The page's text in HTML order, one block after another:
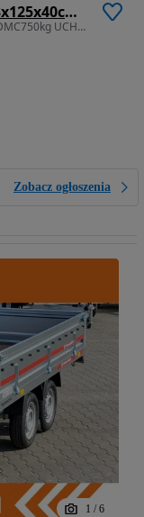
TEMARED Dostawa przyczepa 263x125x40cm DMC750kg UCHYLNA 2-OSIOWA, WYSOKA BURTA
TEMARED Dostawa przyczepa 263x125x40cm DMC750kg UCHYLNA 2-OSIOWA
Zobacz ogłoszenia
1 / 6